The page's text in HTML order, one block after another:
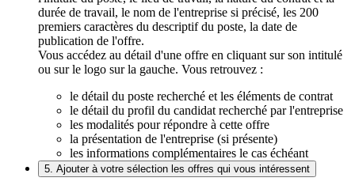
durée de travail, le nom de l'entreprise si précisé, les 200
premiers caractères du descriptif du poste, la date de
publication de l'offre.
Vous accédez au détail d'une offre en cliquant sur son intitulé
ou sur le logo sur la gauche. Vous retrouvez :
le détail du poste recherché et les éléments de contrat
le détail du profil du candidat recherché par l'entreprise
les modalités pour répondre à cette offre
la présentation de l'entreprise (si présente)
les informations complémentaires le cas échéant
5. Ajouter à votre sélection les offres qui vous intéressent